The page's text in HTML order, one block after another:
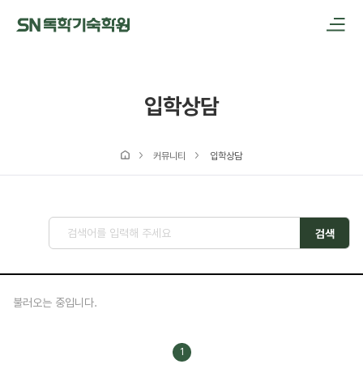
입학상담
커뮤니티 입학상담
검색
불러오는 중입니다.
1